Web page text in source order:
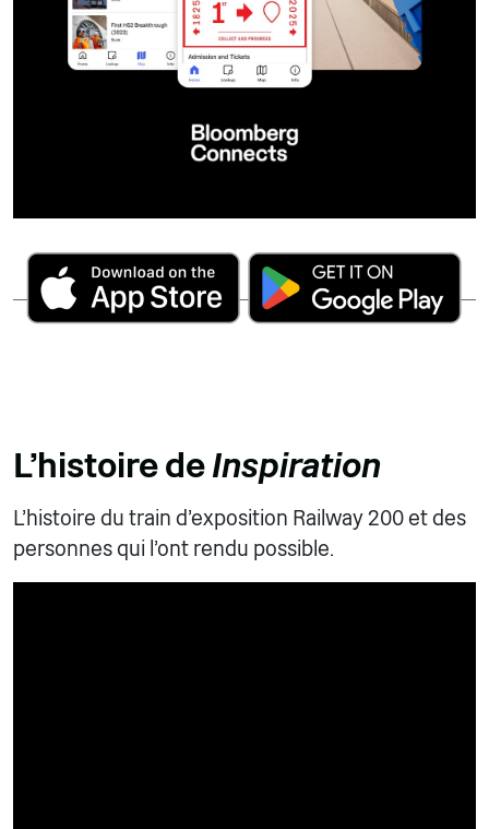
L'histoire deInspiration
L'histoire du train d'exposition Railway 200 et des
personnes qui l'ont rendu possible.